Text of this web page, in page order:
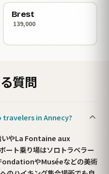
Brest
139,000
質問
in Annecy?
いやLa Fontaine aux
ート乗り場はソロトラベラー
やMuséeなどの美術